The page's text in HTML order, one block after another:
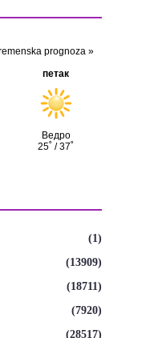
(1)
(13909)
(18711)
(7920)
(28517)